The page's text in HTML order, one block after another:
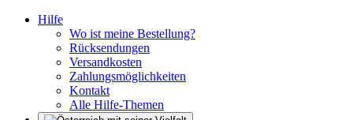
Hilfe
Wo ist meine Bestellung?
Rücksendungen
Versandkosten
Zahlungsmöglichkeiten
Kontakt
Alle Hilfe-Themen